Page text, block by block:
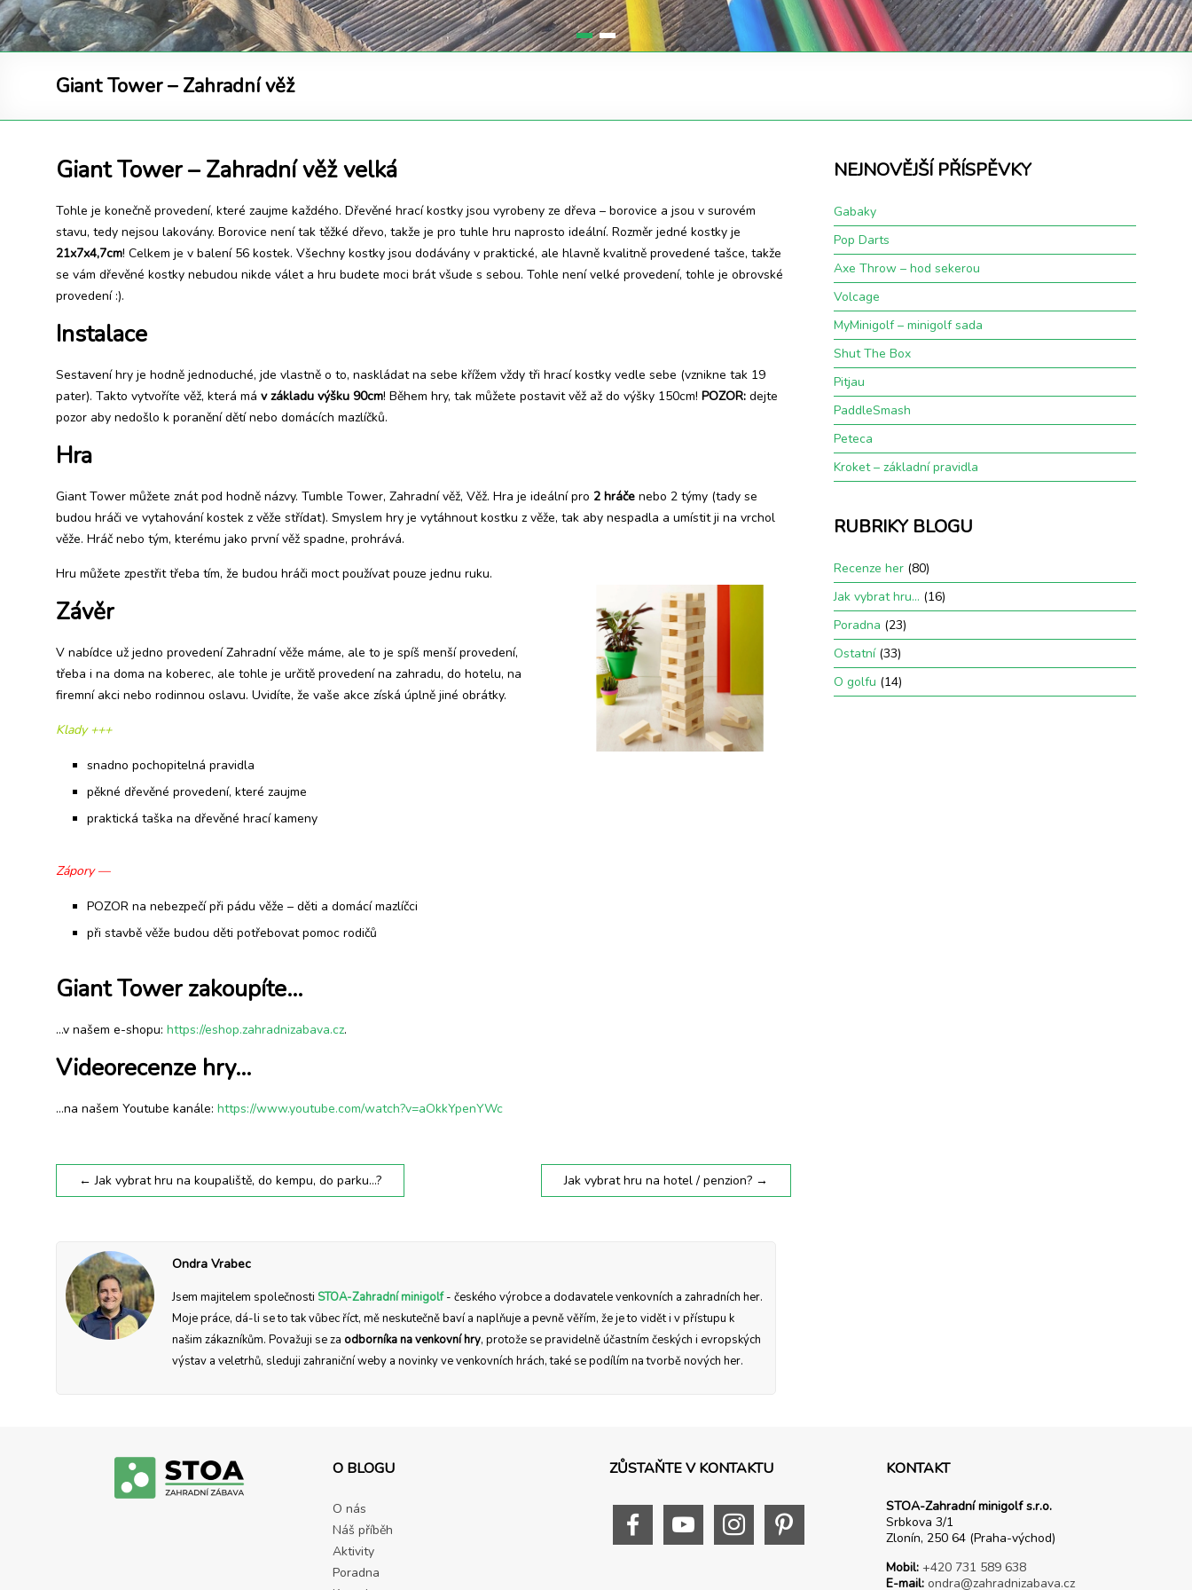
Giant Tower – Zahradní věž
Giant Tower – Zahradní věž velká
Tohle je konečně provedení, které zaujme každého. Dřevěné hrací kostky jsou vyrobeny ze dřeva – borovice a jsou v surovém
stavu, tedy nejsou lakovány. Borovice není tak těžké dřevo, takže je pro tuhle hru naprosto ideální. Rozměr jedné kostky je
21x7x4,7cm! Celkem je v balení 56 kostek. Všechny kostky jsou dodávány v praktické, ale hlavně kvalitně provedené tašce, takže
se vám dřevěné kostky nebudou nikde válet a hru budete moci brát všude s sebou. Tohle není velké provedení, tohle je obrovské
provedení :).
Instalace
Sestavení hry je hodně jednoduché, jde vlastně o to, naskládat na sebe křížem vždy tři hrací kostky vedle sebe (vznikne tak 19
pater). Takto vytvoříte věž, která má v základu výšku 90cm! Během hry, tak můžete postavit věž až do výšky 150cm! POZOR: dejte
pozor aby nedošlo k poranění dětí nebo domácích mazlíčků.
Hra
Giant Tower můžete znát pod hodně názvy. Tumble Tower, Zahradní věž, Věž. Hra je ideální pro 2 hráče nebo 2 týmy (tady se
budou hráči ve vytahování kostek z věže střídat). Smyslem hry je vytáhnout kostku z věže, tak aby nespadla a umístit ji na vrchol
věže. Hráč nebo tým, kterému jako první věž spadne, prohrává.
Hru můžete zpestřit třeba tím, že budou hráči moct používat pouze jednu ruku.
Závěr
V nabídce už jedno provedení Zahradní věže máme, ale to je spíš menší provedení,
třeba i na doma na koberec, ale tohle je určitě provedení na zahradu, do hotelu, na
firemní akci nebo rodinnou oslavu. Uvidíte, že vaše akce získá úplně jiné obrátky.
Klady +++
snadno pochopitelná pravidla
pěkné dřevěné provedení, které zaujme
praktická taška na dřevěné hrací kameny
Zápory —
POZOR na nebezpečí při pádu věže – děti a domácí mazlíčci
při stavbě věže budou děti potřebovat pomoc rodičů
Giant Tower zakoupíte…
…v našem e-shopu: https://eshop.zahradnizabava.cz.
Videorecenze hry…
…na našem Youtube kanále: https://www.youtube.com/watch?v=aOkkYpenYWc
← Jak vybrat hru na koupaliště, do kempu, do parku…? Jak vybrat hru na hotel / penzion? →
Ondra Vrabec
Jsem majitelem společnosti STOA-Zahradní minigolf- českého výrobce a dodavatele venkovních a zahradních her.
Moje práce, dá-li se to tak vůbec říct, mě neskutečně baví a naplňuje a pevně věřím, že je to vidět i v přístupu k
našim zákazníkům. Považuji se za odborníka na venkovní hry, protože se pravidelně účastním českých i evropských
výstav a veletrhů, sleduji zahraniční weby a novinky ve venkovních hrách, také se podílím na tvorbě nových her.
NEJNOVĚJŠÍ PŘÍSPĚVKY
Gabaky
Pop Darts
Axe Throw – hod sekerou
Volcage
MyMinigolf – minigolf sada
Shut The Box
Pitjau
PaddleSmash
Peteca
Kroket – základní pravidla
RUBRIKY BLOGU
Recenze her(80)
Jak vybrat hru… (16)
Poradna (23)
Ostatní(33)
O golfu (14)
O BLOGU
O nás
Náš příběh
Aktivity
Poradna
ZŮSTAŇTE V KONTAKTU KONTAKT
STOA-Zahradní minigolf s.r.o.
Srbkova 3/1
Zlonín, 250 64 (Praha-východ)
Mobil: +420 731 589 638
E-mail: ondra@zahradnizabava.cz